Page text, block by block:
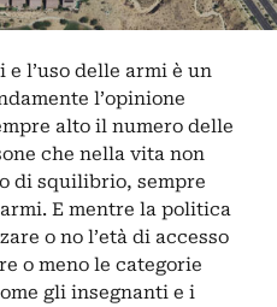
l’uso delle armi è un
l’opinione
alto il numero delle
che nella vita non
di squilibrio, sempre
E mentre la politica
o no l’età di accesso
o meno le categorie
gli insegnanti e i